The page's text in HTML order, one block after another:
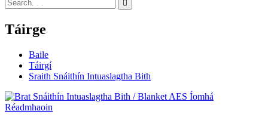
Táirge
Baile
Táirgí
Sraith Snáithín Intuaslagtha Bith